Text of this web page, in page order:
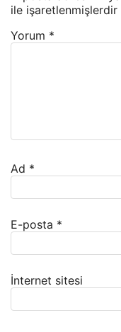
ile işaretlenmişlerdir
Yorum *
Ad *
E-posta *
İnternet sitesi